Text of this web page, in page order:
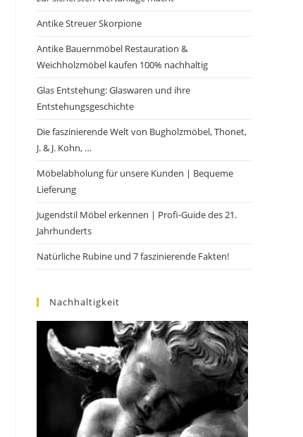
Antike Streuer Skorpione
Antike Bauernmöbel Restauration &
Weichholzmöbel kaufen 100% nachhaltig
Glas Entstehung: Glaswaren und ihre
Entstehungsgeschichte
Die faszinierende Welt von Bugholzmöbel, Thonet,
J. & J. Kohn, …
Möbelabholung für unsere Kunden | Bequeme
Lieferung
Jugendstil Möbel erkennen | Profi-Guide des 21.
Jahrhunderts
Natürliche Rubine und 7 faszinierende Fakten!
Nachhaltigkeit